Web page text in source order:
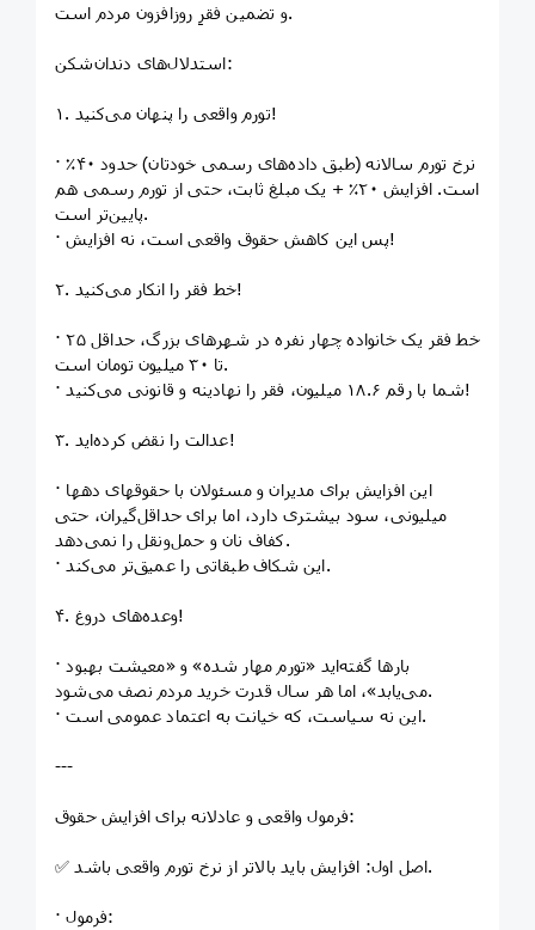
و تضمین فقرِ روزافزون مردم است.
استدلال‌های دندان‌شکن:
۱. تورم واقعی را پنهان می‌کنید!
· نرخ تورم سالانه (طبق داده‌های رسمی خودتان) حدود ۴۰٪
است. افزایش ۲۰٪ + یک مبلغ ثابت، حتی از تورم رسمی هم
پایین‌تر است.
· پس این کاهش حقوق واقعی است، نه افزایش!
۲. خط فقر را انکار می‌کنید!
· خط فقر یک خانواده چهار نفره در شهرهای بزرگ، حداقل ۲۵
تا ۳۰ میلیون تومان است.
· شما با رقم ۱۸.۶ میلیون، فقر را نهادینه و قانونی می‌کنید!
۳. عدالت را نقض کرده‌اید!
· این افزایش برای مدیران و مسئولان با حقوقهای دهها
میلیونی، سود بیشتری دارد، اما برای حداقل‌گیران، حتی
کفاف نان و حمل‌ونقل را نمی‌دهد.
· این شکاف طبقاتی را عمیق‌تر می‌کند.
۴. وعده‌های دروغ!
· بارها گفته‌اید «تورم مهار شده» و «معیشت بهبود
می‌یابد»، اما هر سال قدرت خرید مردم نصف می‌شود.
· این نه سیاست، که خیانت به اعتماد عمومی است.
---
فرمول واقعی و عادلانه برای افزایش حقوق:
✅ اصل اول: افزایش باید بالاتر از نرخ تورم واقعی باشد.
· فرمول: